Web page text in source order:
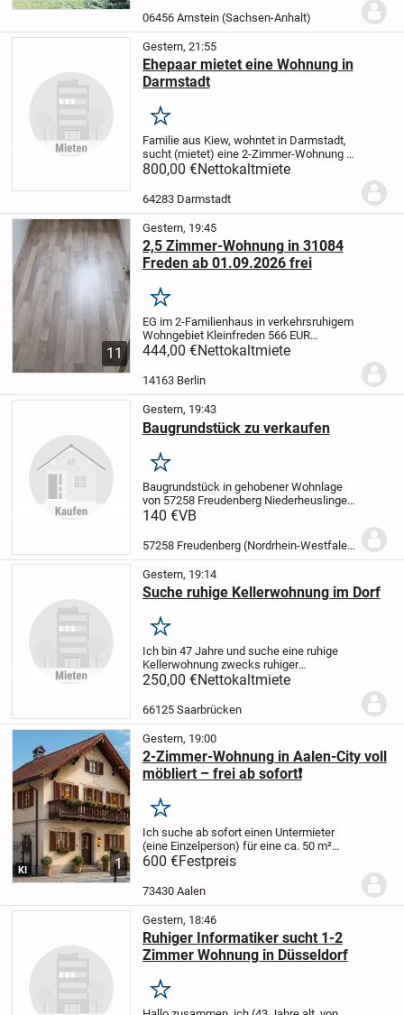
muß beräumt und renoviert
Heizung defekt. Wegen den...
06456 Arnstein (Sachsen-Anhalt)
Gestern, 21:55
Ehepaar mietet eine Wohnung in
Darmstadt
Merken
Familie aus Kiew, wohntet in Darmstadt,
sucht (mietet) eine 2-Zimmer-Wohnung in
Darmstadt oder Umgebung, für 1 Jahre
Deutsch plus Englisch, Russisch und...
800,00 €Nettokaltmiete
64283 Darmstadt
11
Gestern, 19:45
2,5 Zimmer-Wohnung in 31084
Freden ab 01.09.2026 frei
Merken
EG im 2-Familienhaus in verkehrsruhigem
Wohngebiet Kleinfreden566 EUR
Bruttokaltmiete einschl. 80 EUR
Besondere Betriebskosten
444,00 €Nettokaltmiete
14163 Berlin
Gestern, 19:43
Baugrundstück zu verkaufen
Merken
Baugrundstück in gehobener Wohnlage
von 57258 Freudenberg Niederheuslingen
zu verkaufen.
ehemaliger Fisch Teich der sich gut zu
einem Natur...
140 €VB
57258 Freudenberg (Nordrhein-Westfalen)
Gestern, 19:14
Suche ruhige Kellerwohnung im Dorf
Merken
Ich bin 47 Jahre und suche eine ruhige
Kellerwohnung zwecks ruhiger
Lebensführung. Die Wohnung kann
älteren Menschen im Haus oder kann
250,00 €Nettokaltmiete
66125 Saarbrücken
1
KI
Gestern, 19:00
2-Zimmer-Wohnung in Aalen-City voll
möbliert – frei ab sofort❗️
Merken
Ich suche ab sofort einen Untermieter
(eine Einzelperson) für eine ca. 50 m²
große, voll möblierte 2-Zimmer-
Dachgeschosswohnung in bester Lage
der Aalen-City.
600 €Festpreis
73430 Aalen
Gestern, 18:46
Ruhiger Informatiker sucht 1-2
Zimmer Wohnung in Düsseldorf
Merken